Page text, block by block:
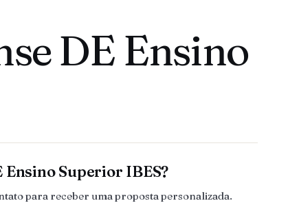
DE Ensino
Superior IBES?
para receber uma proposta personalizada.